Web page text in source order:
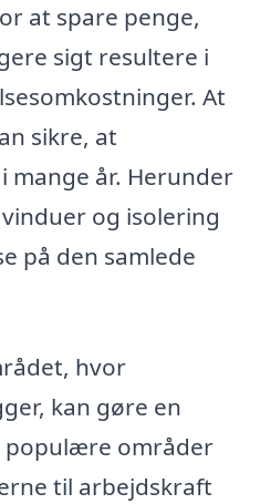
at spare penge,
sigt resultere i
At
sikre, at
år. Herunder
og isolering
på den samlede
hvor
kan gøre en
populære områder
til arbejdskraft